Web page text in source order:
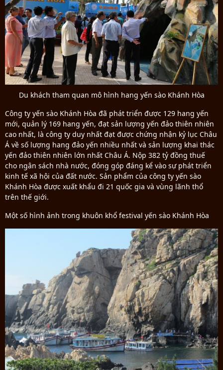
Du khách tham quan mô hình hang yến sào Khánh Hòa
Công ty yến sào Khánh Hòa đã phát triển được 129 hang yến
mới, quản lý 169 hang yến, đạt sản lượng yến đảo thiên nhiên
cao nhất, là công ty duy nhất đạt được chứng nhận kỷ lục Châu
Á về số lượng hang đảo yến nhiều nhất và sản lượng khai thác
yến đảo thiên nhiên lớn nhất Châu Á. Nộp 382 tỷ đồng thuế
cho ngân sách nhà nước, đóng góp đáng kể vào sự phát triển
kinh tế xã hội của đất nước. Sản phẩm của công ty yến sào
Khánh Hòa được xuất khẩu đi 21 quốc gia và vùng lãnh thổ
trên thế giới.
Một số hình ảnh trong khuôn khổ festival yến sào Khánh Hòa